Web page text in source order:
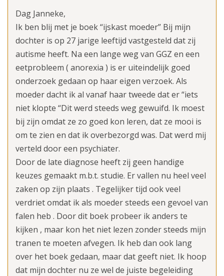
Dag Janneke,
Ik ben blij met je boek “ijskast moeder” Bij mijn
dochter is op 27 jarige leeftijd vastgesteld dat zij
autisme heeft. Na een lange weg van GGZ en een
eetprobleem ( anorexia ) is er uiteindelijk goed
onderzoek gedaan op haar eigen verzoek. Als
moeder dacht ik al vanaf haar tweede dat er “iets
niet klopte “Dit werd steeds weg gewuifd. Ik moest
bij zijn omdat ze zo goed kon leren, dat ze mooi is
om te zien en dat ik overbezorgd was. Dat werd mij
verteld door een psychiater.
Door de late diagnose heeft zij geen handige
keuzes gemaakt m.b.t. studie. Er vallen nu heel veel
zaken op zijn plaats . Tegelijker tijd ook veel
verdriet omdat ik als moeder steeds een gevoel van
falen heb . Door dit boek probeer ik anders te
kijken , maar kon het niet lezen zonder steeds mijn
tranen te moeten afvegen. Ik heb dan ook lang
over het boek gedaan, maar dat geeft niet. Ik hoop
dat mijn dochter nu ze wel de juiste begeleiding